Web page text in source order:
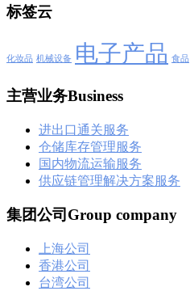
标签云
化妆品 机械设备 电子产品 食品
主营业务Business
进出口通关服务
仓储库存管理服务
国内物流运输服务
供应链管理解决方案服务
集团公司Group company
上海公司
香港公司
台湾公司